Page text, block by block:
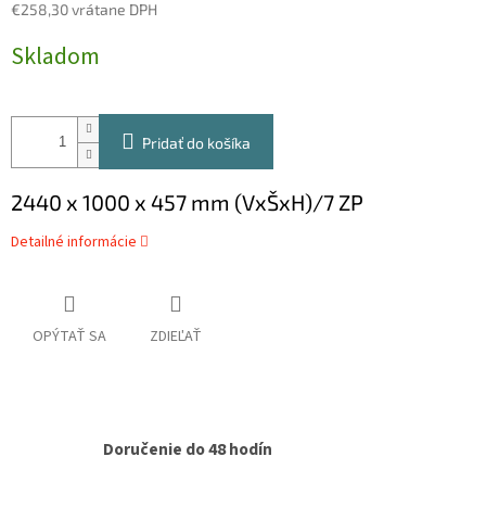
€258,30 vrátane DPH
cena:
Skladom
Pridať do košíka
2440 x 1000 x 457 mm (VxŠxH)/7 ZP
Detailné informácie
OPÝTAŤ SA ZDIEĽAŤ
Doručenie do 48 hodín